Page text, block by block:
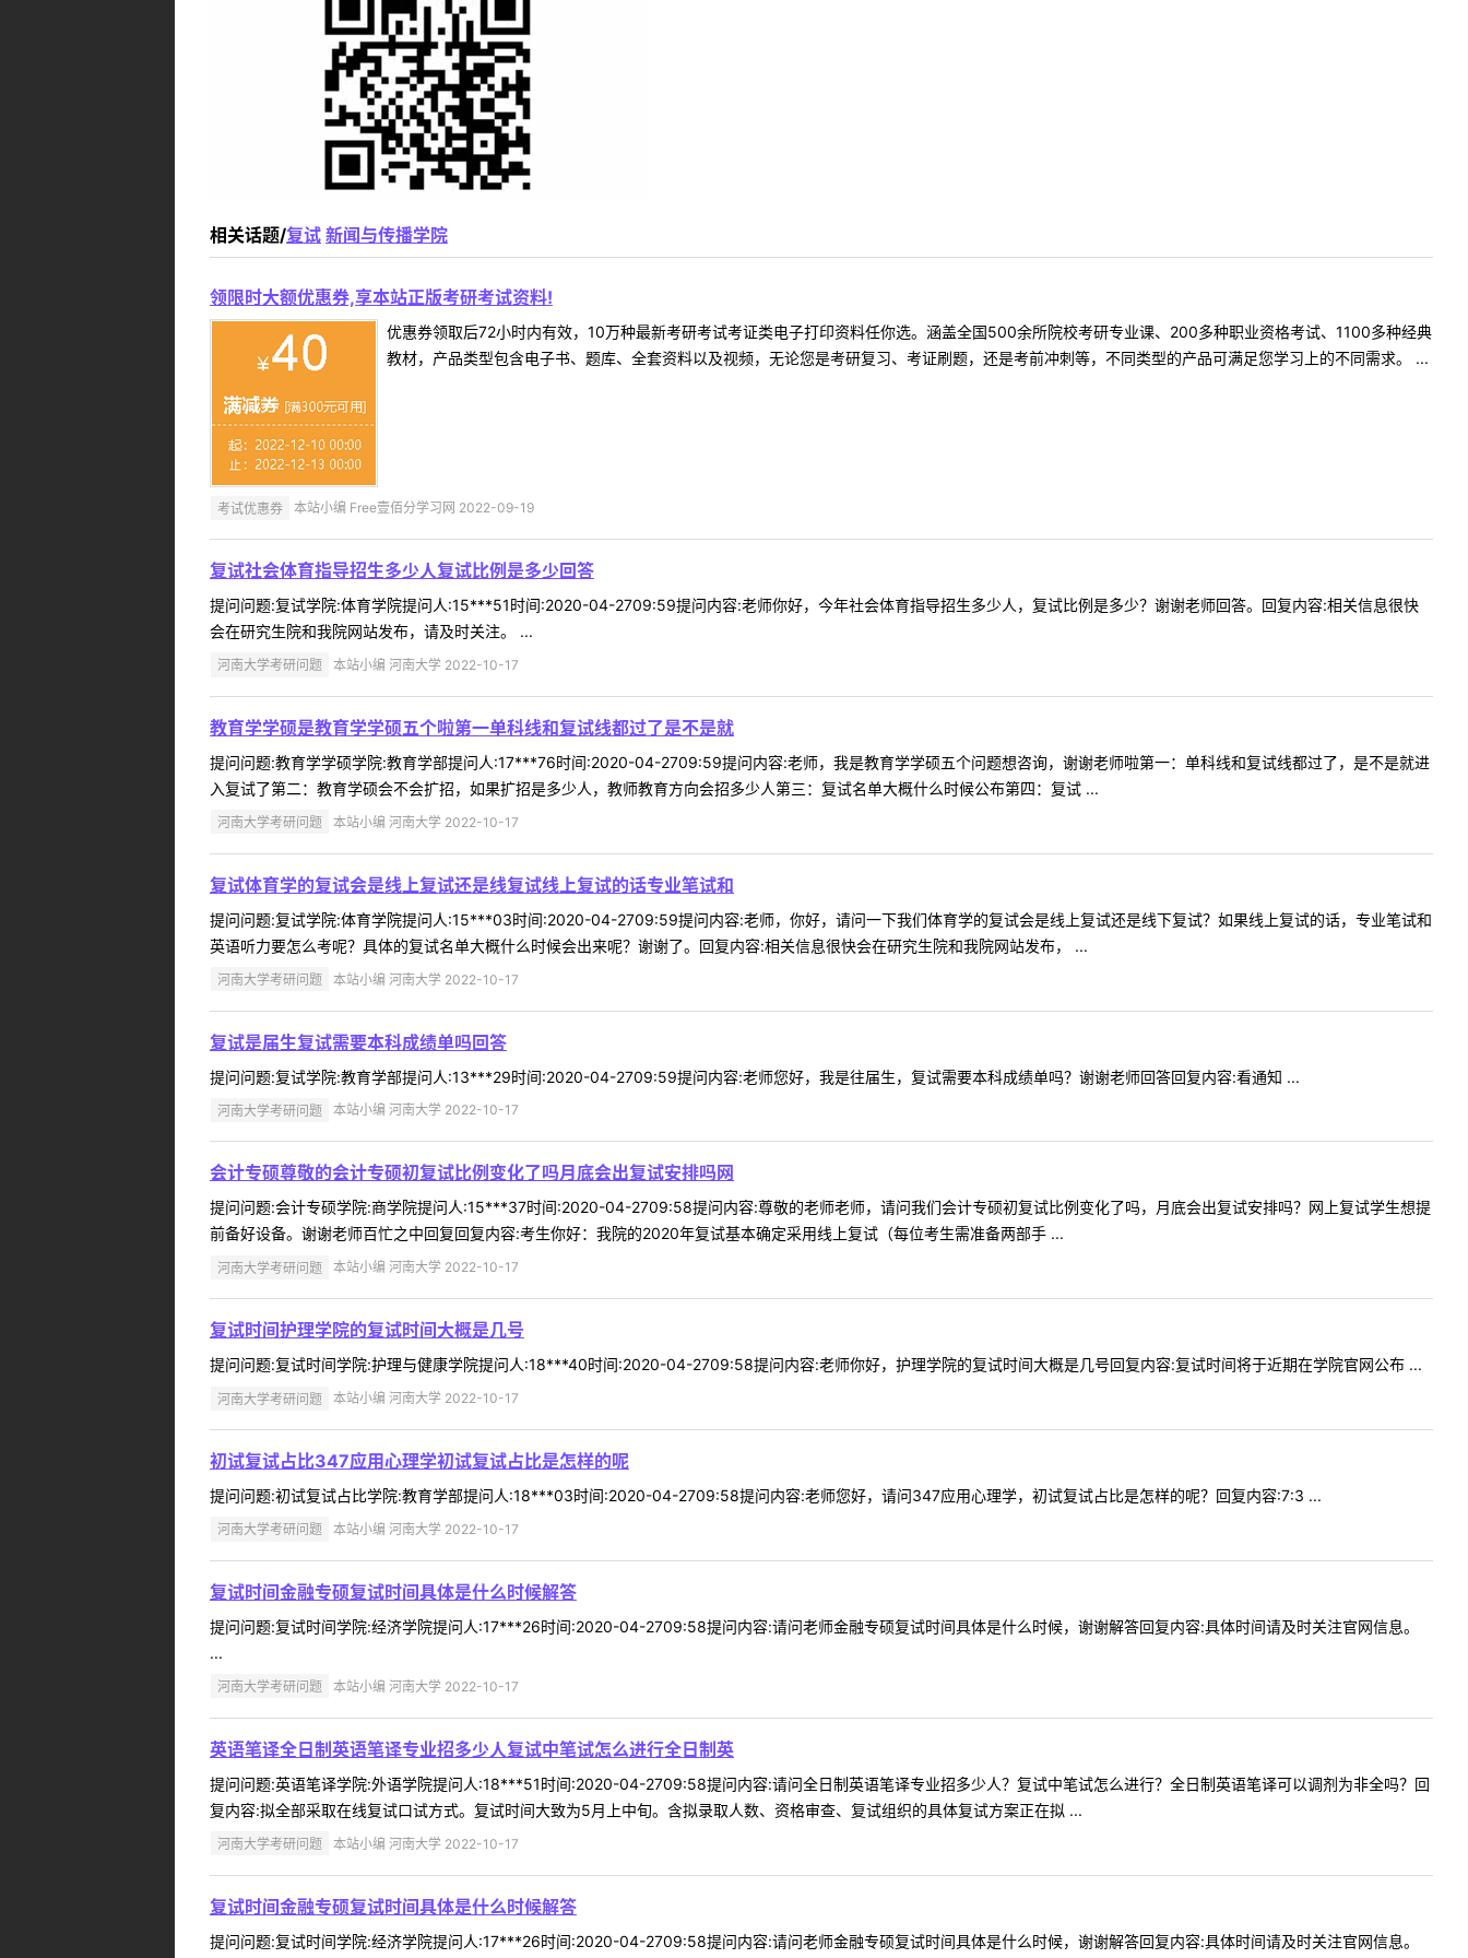
相关话题/复试 新闻与传播学院
领限时大额优惠券,享本站正版考研考试资料!
优惠券领取后72小时内有效，10万种最新考研考试考证类电子打印资料任你选。涵盖全国500余所院校考研专业课、200多种职业资格考试、1100多种经典
教材，产品类型包含电子书、题库、全套资料以及视频，无论您是考研复习、考证刷题，还是考前冲刺等，不同类型的产品可满足您学习上的不同需求。 ...
考试优惠券 本站小编 Free壹佰分学习网 2022-09-19
复试社会体育指导招生多少人复试比例是多少回答
提问问题:复试学院:体育学院提问人:15***51时间:2020-04-2709:59提问内容:老师你好，今年社会体育指导招生多少人，复试比例是多少？谢谢老师回答。回复内容:相关信息很快
会在研究生院和我院网站发布，请及时关注。 ...
河南大学考研问题 本站小编 河南大学 2022-10-17
教育学学硕是教育学学硕五个啦第一单科线和复试线都过了是不是就
提问问题:教育学学硕学院:教育学部提问人:17***76时间:2020-04-2709:59提问内容:老师，我是教育学学硕五个问题想咨询，谢谢老师啦第一：单科线和复试线都过了，是不是就进
入复试了第二：教育学硕会不会扩招，如果扩招是多少人，教师教育方向会招多少人第三：复试名单大概什么时候公布第四：复试 ...
河南大学考研问题 本站小编 河南大学 2022-10-17
复试体育学的复试会是线上复试还是线复试线上复试的话专业笔试和
提问问题:复试学院:体育学院提问人:15***03时间:2020-04-2709:59提问内容:老师，你好，请问一下我们体育学的复试会是线上复试还是线下复试？如果线上复试的话，专业笔试和
英语听力要怎么考呢？具体的复试名单大概什么时候会出来呢？谢谢了。回复内容:相关信息很快会在研究生院和我院网站发布， ...
河南大学考研问题 本站小编 河南大学 2022-10-17
复试是届生复试需要本科成绩单吗回答
提问问题:复试学院:教育学部提问人:13***29时间:2020-04-2709:59提问内容:老师您好，我是往届生，复试需要本科成绩单吗？谢谢老师回答回复内容:看通知 ...
河南大学考研问题 本站小编 河南大学 2022-10-17
会计专硕尊敬的会计专硕初复试比例变化了吗月底会出复试安排吗网
提问问题:会计专硕学院:商学院提问人:15***37时间:2020-04-2709:58提问内容:尊敬的老师老师，请问我们会计专硕初复试比例变化了吗，月底会出复试安排吗？网上复试学生想提
前备好设备。谢谢老师百忙之中回复回复内容:考生你好：我院的2020年复试基本确定采用线上复试（每位考生需准备两部手 ...
河南大学考研问题 本站小编 河南大学 2022-10-17
复试时间护理学院的复试时间大概是几号
提问问题:复试时间学院:护理与健康学院提问人:18***40时间:2020-04-2709:58提问内容:老师你好，护理学院的复试时间大概是几号回复内容:复试时间将于近期在学院官网公布 ...
河南大学考研问题 本站小编 河南大学 2022-10-17
初试复试占比347应用心理学初试复试占比是怎样的呢
提问问题:初试复试占比学院:教育学部提问人:18***03时间:2020-04-2709:58提问内容:老师您好，请问347应用心理学，初试复试占比是怎样的呢？回复内容:7:3 ...
河南大学考研问题 本站小编 河南大学 2022-10-17
复试时间金融专硕复试时间具体是什么时候解答
提问问题:复试时间学院:经济学院提问人:17***26时间:2020-04-2709:58提问内容:请问老师金融专硕复试时间具体是什么时候，谢谢解答回复内容:具体时间请及时关注官网信息。
...
河南大学考研问题 本站小编 河南大学 2022-10-17
英语笔译全日制英语笔译专业招多少人复试中笔试怎么进行全日制英
提问问题:英语笔译学院:外语学院提问人:18***51时间:2020-04-2709:58提问内容:请问全日制英语笔译专业招多少人？复试中笔试怎么进行？全日制英语笔译可以调剂为非全吗？回
复内容:拟全部采取在线复试口试方式。复试时间大致为5月上中旬。含拟录取人数、资格审查、复试组织的具体复试方案正在拟 ...
河南大学考研问题 本站小编 河南大学 2022-10-17
复试时间金融专硕复试时间具体是什么时候解答
提问问题:复试时间学院:经济学院提问人:17***26时间:2020-04-2709:58提问内容:请问老师金融专硕复试时间具体是什么时候，谢谢解答回复内容:具体时间请及时关注官网信息。